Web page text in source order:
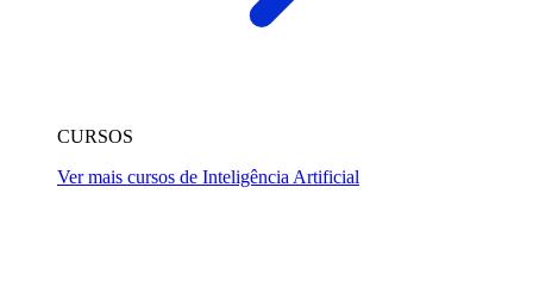
CURSOS
Ver mais cursos de Inteligência Artificial